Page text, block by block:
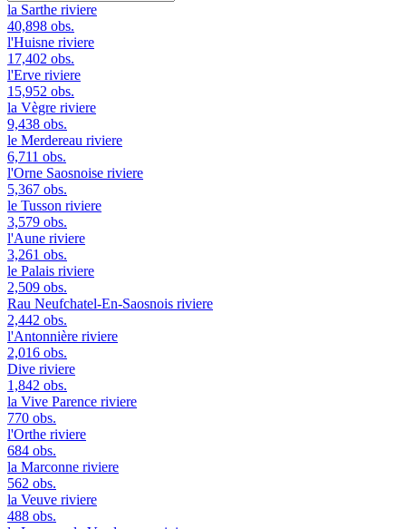
la Sarthe riviere
40,898 obs.
l'Huisne riviere
17,402 obs.
l'Erve riviere
15,952 obs.
la Vègre riviere
9,438 obs.
le Merdereau riviere
6,711 obs.
l'Orne Saosnoise riviere
5,367 obs.
le Tusson riviere
3,579 obs.
l'Aune riviere
3,261 obs.
le Palais riviere
2,509 obs.
Rau Neufchatel-En-Saosnois riviere
2,442 obs.
l'Antonnière riviere
2,016 obs.
Dive riviere
1,842 obs.
la Vive Parence riviere
770 obs.
l'Orthe riviere
684 obs.
la Marconne riviere
562 obs.
la Veuve riviere
488 obs.